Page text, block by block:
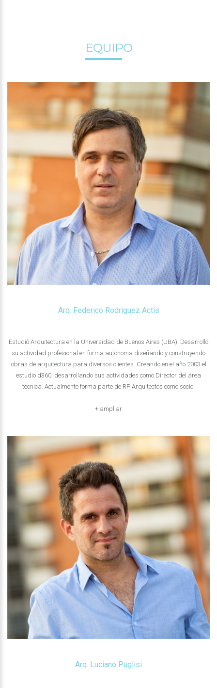
EQUIPO
Arq. Federico Rodriguez Actis
Estudió Arquitectura en la Universidad de Buenos Aires (UBA). Desarrolló
su actividad profesional en forma autónoma diseñando y construyendo
obras de arquitectura para diversos clientes. Creando en el año 2003 el
estudio d360, desarrollando sus actividades como Director del área
técnica. Actualmente forma parte de RP Arquitectos como socio.
+ ampliar
Arq. Luciano Puglisi